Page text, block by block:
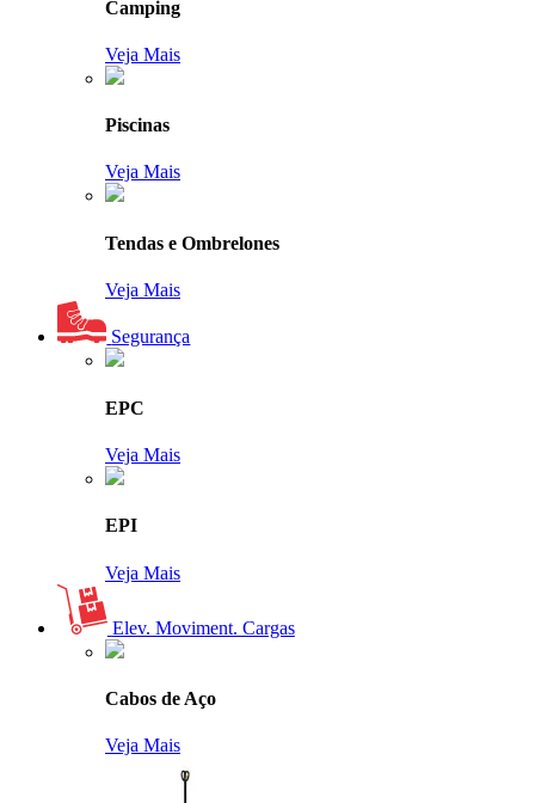
Camping
Veja Mais
Piscinas
Veja Mais
Tendas e Ombrelones
Veja Mais
Segurança
EPC
Veja Mais
EPI
Veja Mais
Elev. Moviment. Cargas
Cabos de Aço
Veja Mais